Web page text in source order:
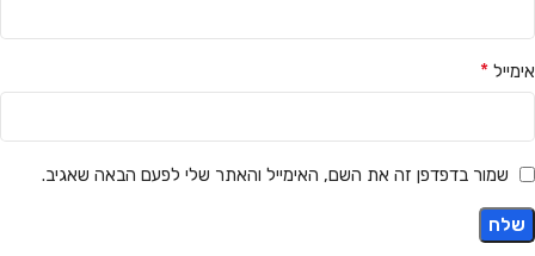
אימייל *
שמור בדפדפן זה את השם, האימייל והאתר שלי לפעם הבאה שאגיב.